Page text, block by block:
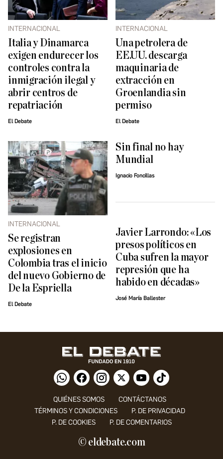
INTERNACIONAL
Italia y Dinamarca
exigen endurecer los
controles contra la
inmigración ilegal y
abrir centros de
repatriación
El Debate
INTERNACIONAL
Una petrolera de
EE.UU. descarga
maquinaria de
extracción en
Groenlandia sin
permiso
El Debate
INTERNACIONAL
Se registran
explosiones en
Colombia tras el inicio
del nuevo Gobierno de
De la Espriella
El Debate
Sin final no hay
Mundial
Ignacio Foncillas
Javier Larrondo: «Los
presos políticos en
Cuba sufren la mayor
represión que ha
habido en décadas»
José María Ballester
QUIÉNES SOMOS
CONTÁCTANOS
TÉRMINOS Y CONDICIONES
P. DE PRIVACIDAD
P. DE COOKIES
P. DE COMENTARIOS
© eldebate.com